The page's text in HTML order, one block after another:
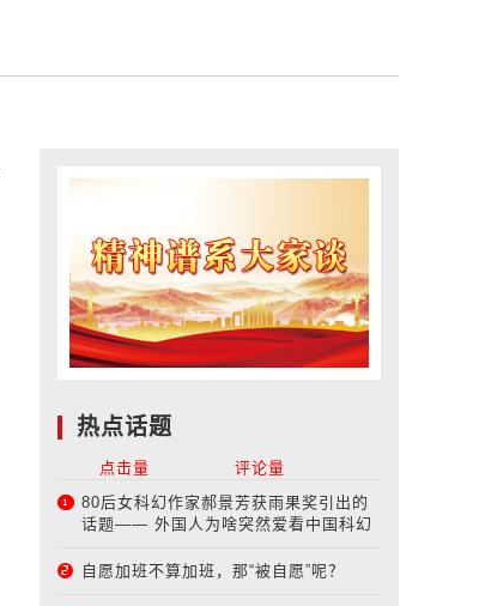
热点话题
点击量
评论量
80后女科幻作家郝景芳获雨果奖引出的
话题—— 外国人为啥突然爱看中国科幻
自愿加班不算加班，那“被自愿”呢？